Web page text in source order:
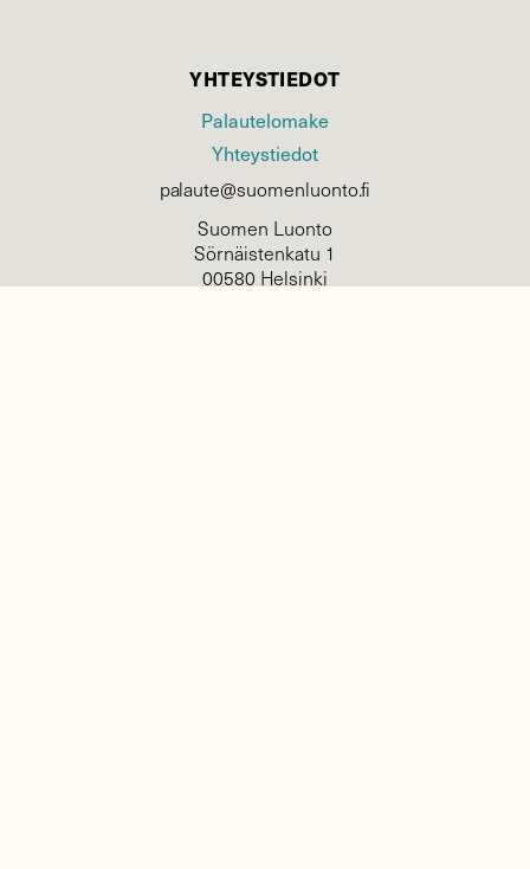
YHTEYSTIEDOT
Palautelomake
Yhteystiedot
palaute@suomenluonto.fi
Suomen Luonto
Sörnäistenkatu 1
00580 Helsinki